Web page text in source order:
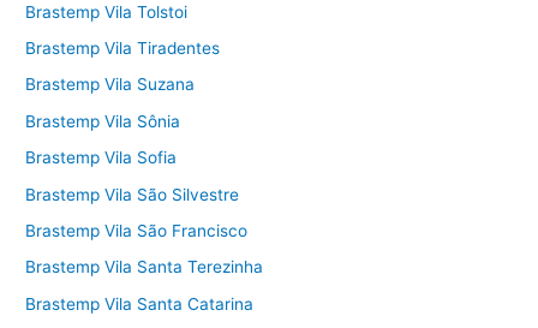
Brastemp Vila Tolstoi
Brastemp Vila Tiradentes
Brastemp Vila Suzana
Brastemp Vila Sônia
Brastemp Vila Sofia
Brastemp Vila São Silvestre
Brastemp Vila São Francisco
Brastemp Vila Santa Terezinha
Brastemp Vila Santa Catarina